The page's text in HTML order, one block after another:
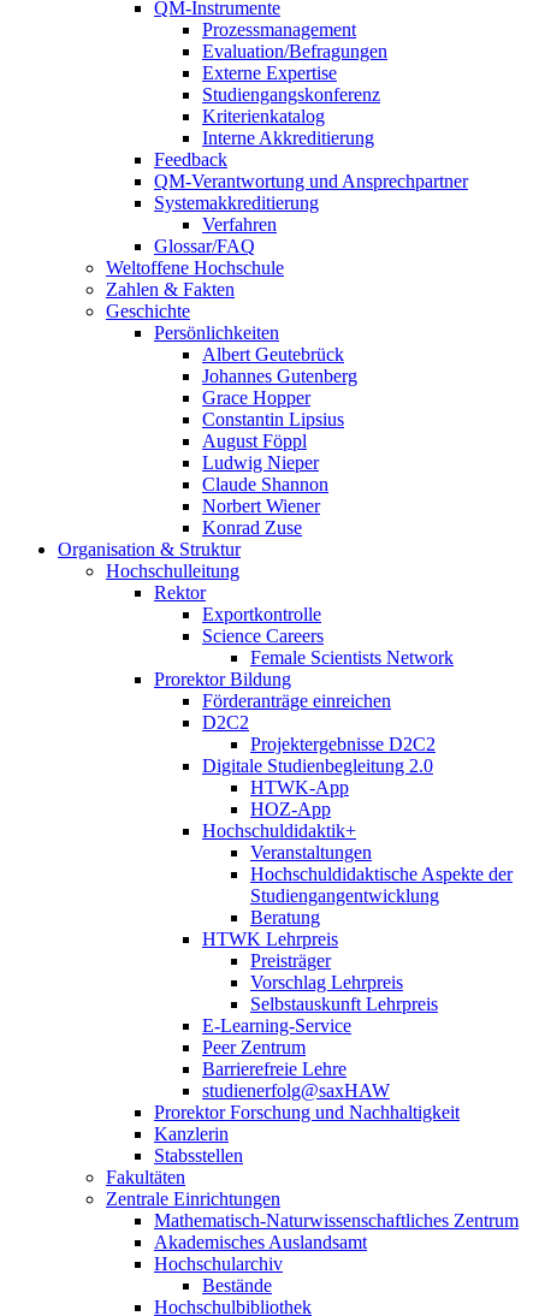
QM-Instrumente
Prozessmanagement
Evaluation/Befragungen
Externe Expertise
Studiengangskonferenz
Kriterienkatalog
Interne Akkreditierung
Feedback
QM-Verantwortung und Ansprechpartner
Systemakkreditierung
Verfahren
Glossar/FAQ
Weltoffene Hochschule
Zahlen & Fakten
Geschichte
Persönlichkeiten
Albert Geutebrück
Johannes Gutenberg
Grace Hopper
Constantin Lipsius
August Föppl
Ludwig Nieper
Claude Shannon
Norbert Wiener
Konrad Zuse
Organisation & Struktur
Hochschulleitung
Rektor
Exportkontrolle
Science Careers
Female Scientists Network
Prorektor Bildung
Förderanträge einreichen
D2C2
Projektergebnisse D2C2
Digitale Studienbegleitung 2.0
HTWK-App
HOZ-App
Hochschuldidaktik+
Veranstaltungen
Hochschuldidaktische Aspekte der
Studiengangentwicklung
Beratung
HTWK Lehrpreis
Preisträger
Vorschlag Lehrpreis
Selbstauskunft Lehrpreis
E-Learning-Service
Peer Zentrum
Barrierefreie Lehre
studienerfolg@saxHAW
Prorektor Forschung und Nachhaltigkeit
Kanzlerin
Stabsstellen
Fakultäten
Zentrale Einrichtungen
Mathematisch-Naturwissenschaftliches Zentrum
Akademisches Auslandsamt
Hochschularchiv
Bestände
Hochschulbibliothek